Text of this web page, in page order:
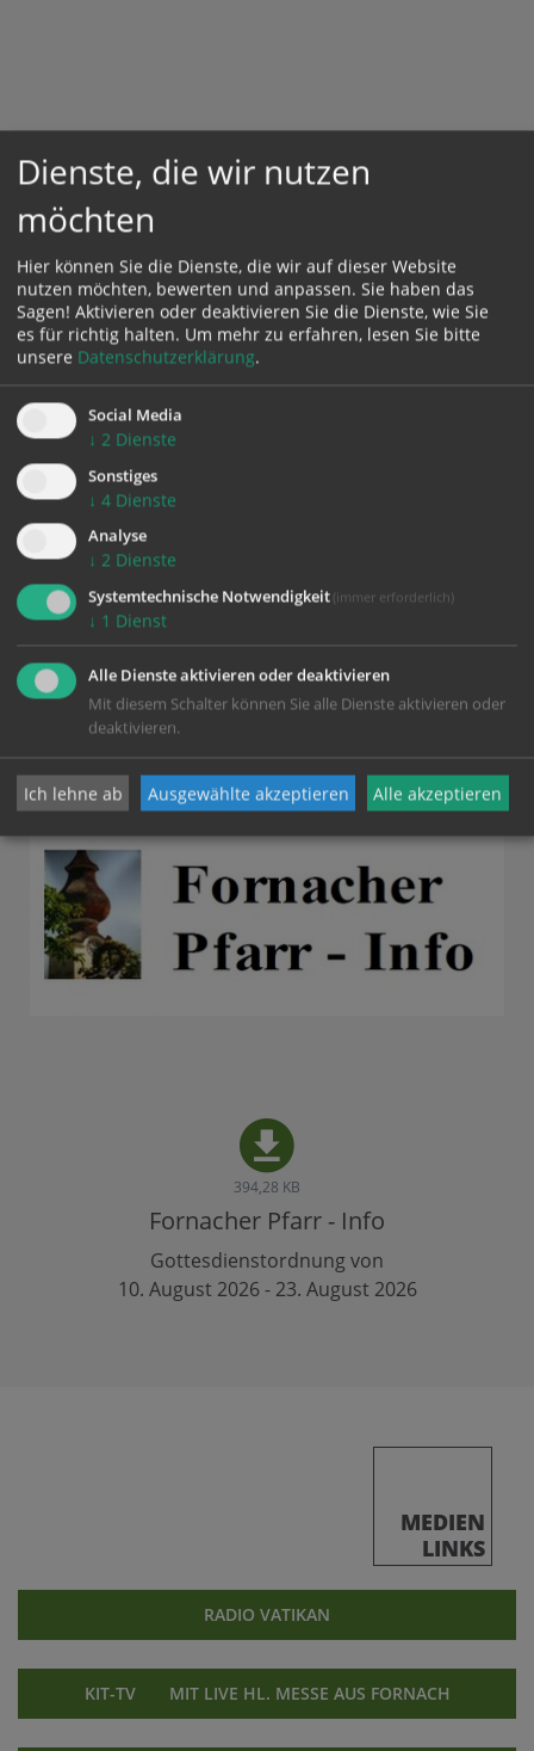
Fornacher - Pfarrinfo
Gottesdienstordnung vom #
27. Juli 2026 - 09. August 2026
394,28 KB
Fornacher Pfarr - Info
Gottesdienstordnung von
10. August 2026 - 23. August 2026
MEDIEN
LINKS
RADIO VATIKAN
KIT-TV MIT LIVE HL. MESSE AUS FORNACH
Dienste, die wir nutzen
möchten
Hier können Sie die Dienste, die wir auf dieser Website
nutzen möchten, bewerten und anpassen. Sie haben das
Sagen! Aktivieren oder deaktivieren Sie die Dienste, wie Sie
es für richtig halten. Um mehr zu erfahren, lesen Sie bitte
unsere Datenschutzerklärung.
Social Media
↓ 2 Dienste
Sonstiges
↓ 4 Dienste
Analyse
↓ 2 Dienste
Systemtechnische Notwendigkeit (immer erforderlich)
↓ 1 Dienst
Alle Dienste aktivieren oder deaktivieren
Mit diesem Schalter können Sie alle Dienste aktivieren oder
deaktivieren.
Ich lehne ab Ausgewählte akzeptieren Alle akzeptieren